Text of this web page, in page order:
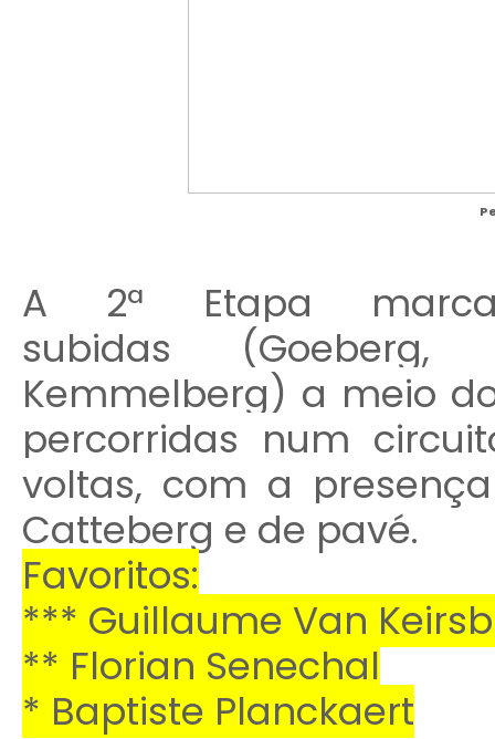
A 2ª Etapa
subidas
Kemmelberg) a meio
percorridas num
voltas, com a
Catteberg e de pavé.
Favoritos:
*** Guillaume Van
** Florian Senechal
* Baptiste Planckaert